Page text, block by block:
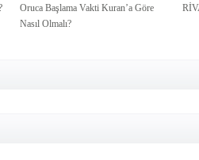
Oruca Başlama Vakti Kuran’a Göre
Nasıl Olmalı?